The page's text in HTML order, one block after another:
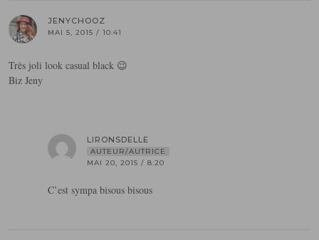
JENYCHOOZ
MAI 5, 2015 / 10:41
Très joli look casual black 😉
Biz Jeny
LIRONSDELLE
AUTEUR/AUTRICE
MAI 20, 2015 / 8:20
C’est sympa bisous bisous